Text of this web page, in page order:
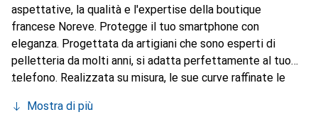
aspettative, la qualità e l'expertise della boutique
francese Noreve. Protegge il tuo smartphone con
eleganza. Progettata da artigiani che sono esperti di
pelletteria da molti anni, si adatta perfettamente al tuo
telefono. Realizzata su misura, le sue curve raffinate le
accessorio chic e indispensabile per il tuo smartphone. Il
Mostra di più